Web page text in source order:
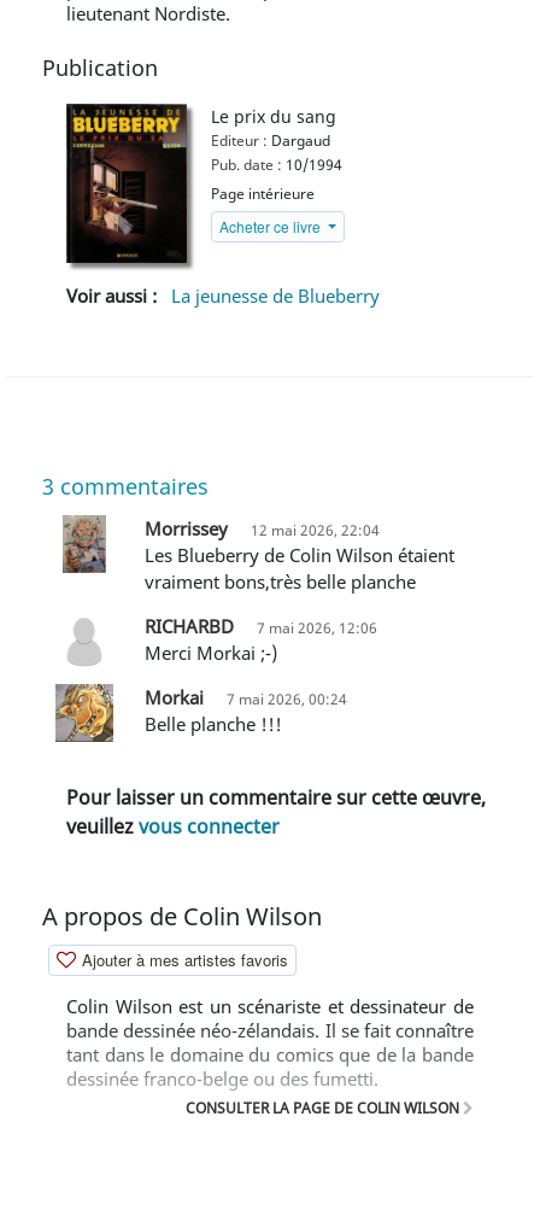
lieutenant Nordiste.
Publication
Le prix du sang
Editeur : Dargaud
Pub. date : 10/1994
Page intérieure
Acheter ce livre
Voir aussi : La jeunesse de Blueberry
3 commentaires
Morrissey 12 mai 2026, 22:04
Les Blueberry de Colin Wilson étaient
vraiment bons,très belle planche
RICHARBD
7 mai 2026, 12:06
Merci Morkai ;-)
Morkai
7 mai 2026, 00:24
Belle planche !!!
Pour laisser un commentaire sur cette œuvre,
veuillezvous connecter
A propos de Colin Wilson
Ajouter à mes artistes favoris
Colin Wilson est un scénariste et dessinateur de
bande dessinée néo-zélandais. Il se fait connaître
tant dans le domaine du comics que de la bande
dessinée franco-belge ou des fumetti.
CONSULTER LA PAGE DE COLIN WILSON